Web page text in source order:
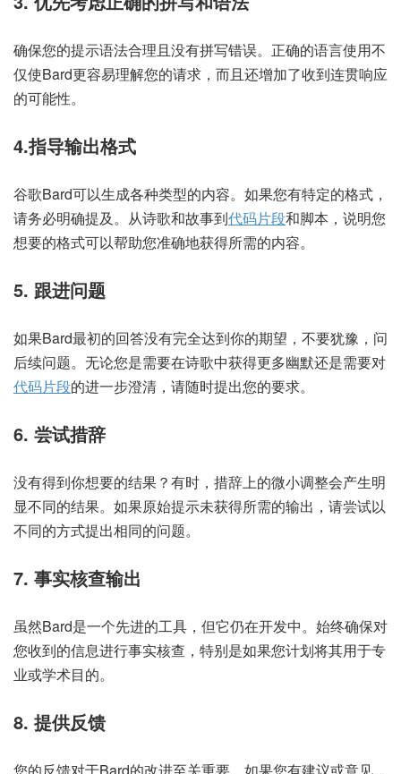
确保您的提示语法合理且没有拼写错误。正确的语言使用不
仅使Bard更容易理解您的请求，而且还增加了收到连贯响应
的可能性。
4.指导输出格式
谷歌Bard可以生成各种类型的内容。如果您有特定的格式，
请务必明确提及。从诗歌和故事到代码片段和脚本，说明您
想要的格式可以帮助您准确地获得所需的内容。
5. 跟进问题
如果Bard最初的回答没有完全达到你的期望，不要犹豫，问
后续问题。无论您是需要在诗歌中获得更多幽默还是需要对
代码片段的进一步澄清，请随时提出您的要求。
6. 尝试措辞
没有得到你想要的结果？有时，措辞上的微小调整会产生明
显不同的结果。如果原始提示未获得所需的输出，请尝试以
不同的方式提出相同的问题。
7. 事实核查输出
虽然Bard是一个先进的工具，但它仍在开发中。始终确保对
您收到的信息进行事实核查，特别是如果您计划将其用于专
业或学术目的。
8. 提供反馈